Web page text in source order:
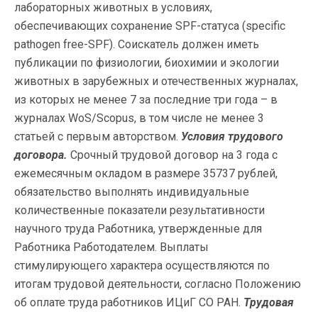
лабораторных животных в условиях,
обеспечивающих сохранение SPF-статуса (specific
pathogen free-SPF). Соискатель должен иметь
публикации по физиологии, биохимии и экологии
животных в зарубежных и отечественных журналах,
из которых не менее 7 за последние три года – в
журналах WoS/Scopus, в том числе не менее 3
статьей с первым авторством. Условия трудового
договора. Срочный трудовой договор на 3 года с
ежемесячным окладом в размере 35737 рублей,
обязательство выполнять индивидуальные
количественные показатели результативности
научного труда Работника, утвержденные для
Работника Работодателем. Выплаты
стимулирующего характера осуществляются по
итогам трудовой деятельности, согласно Положению
об оплате труда работников ИЦиГ СО РАН. Трудовая